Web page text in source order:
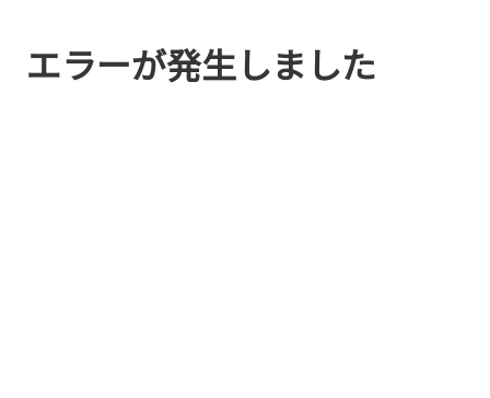
エラーが発生しました